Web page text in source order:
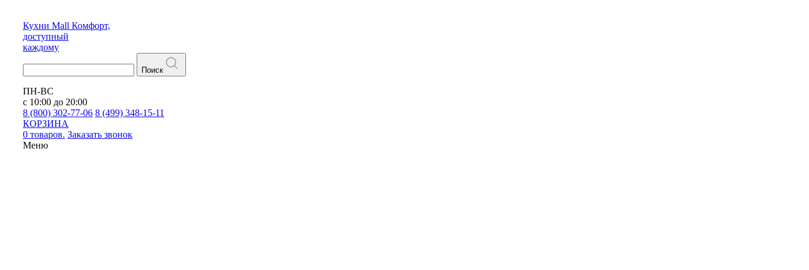
Кухни Mall Комфорт,
доступный
каждому
Поиск
ПН-ВС
с 10:00 до 20:00
8 (800) 302-77-06 8 (499) 348-15-11
КОРЗИНА
0 товаров. Заказать звонок
Меню